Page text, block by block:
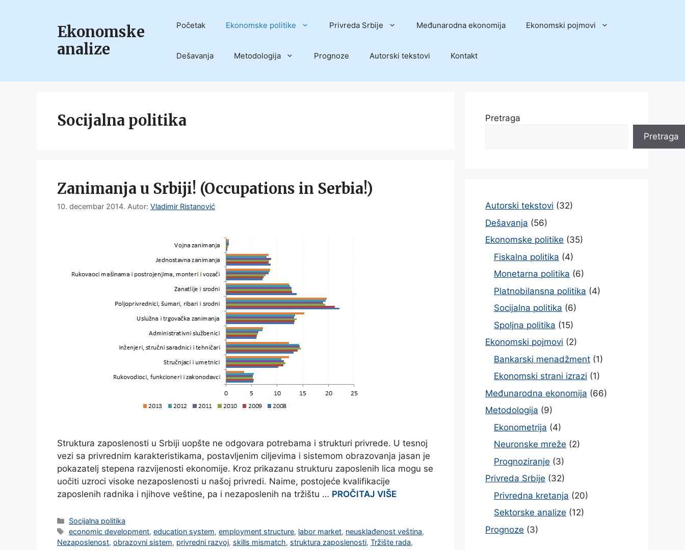
Ekonomske
analize
Početak Ekonomske politike Privreda Srbije Međunarodna ekonomija Ekonomski pojmovi
Dešavanja Metodologija Prognoze Autorski tekstovi Kontakt
Socijalna politika
Zanimanja u Srbiji! (Occupations in Serbia!)
10. decembar 2014. Autor: Vladimir Ristanović
Struktura zaposlenosti u Srbiji uopšte ne odgovara potrebama i strukturi privrede. U tesnoj
vezi sa privrednim karakteristikama, postavljenim ciljevima i sistemom obrazovanja jasan je
pokazatelj stepena razvijenosti ekonomije. Kroz prikazanu strukturu zaposlenih lica mogu se
uočiti uzroci visoke nezaposlenosti u našoj privredi. Naime, postojeće kvalifikacije
zaposlenih radnika i njihove veštine, pa i nezaposlenih na tržištu … PROČITAJ VIŠE
Categories
Socijalna politika
Tags
economic development,education system,employment structure, labor market, neusklađenost veština,
Nezaposlenost, obrazovni sistem, privredni razvoj, skills mismatch, struktura zaposlenosti, Tržište rada,
Pretraga
Pretraga
Autorski tekstovi (32)
Dešavanja (56)
Ekonomske politike (35)
Fiskalna politika (4)
Monetarna politika (6)
Platnobilansna politika (4)
Socijalna politika (6)
Spoljna politika (15)
Ekonomski pojmovi (2)
Bankarski menadžment (1)
Ekonomski strani izrazi (1)
Međunarodna ekonomija (66)
Metodologija (9)
Ekonometrija (4)
Neuronske mreže (2)
Prognoziranje (3)
Privreda Srbije (32)
Privredna kretanja (20)
Sektorske analize (12)
Prognoze (3)